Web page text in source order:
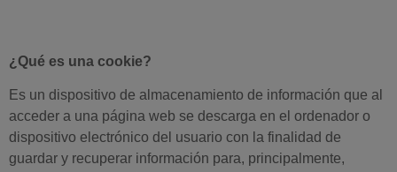
¿Qué es una cookie?
Es un dispositivo de almacenamiento de información que al
acceder a una página web se descarga en el ordenador o
dispositivo electrónico del usuario con la finalidad de
guardar y recuperar información para, principalmente,